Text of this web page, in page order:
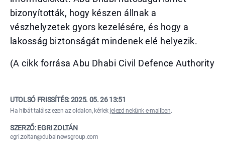
bizonyították, hogy készen állnak a
vészhelyzetek gyors kezelésére, és hogy a
lakosság biztonságát mindenek elé helyezik.
(A cikk forrása Abu Dhabi Civil Defence Authority
UTOLSÓ FRISSÍTÉS:2025. 05. 26 13:51
Ha hibát találsz ezen az oldalon, kérlek jelezd nekünk e-mailben.
SZERZŐ: EGRI ZOLTÁN
egri.zoltan@dubainewsgroup.com